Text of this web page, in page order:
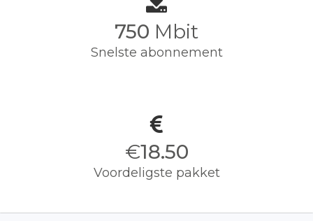
750 Mbit
Snelste abonnement
€18.50
Voordeligste pakket